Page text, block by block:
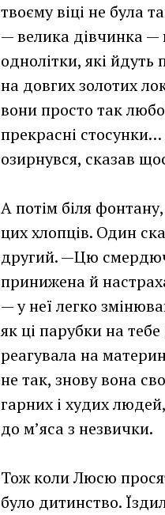
твоєму віці не була
— велика дівчинка —
однолітки, які
на довгих золотих
вони просто так
прекрасні
озирнувся, сказав
А потім біля
цих хлопців. Один
другий. —Цю
принижена й
— у неї легко
як ці парубки на
реагувала на
не так, знову вона
гарних і худих
до м’яса з незвички.
Тож коли Люсю
було дитинство.